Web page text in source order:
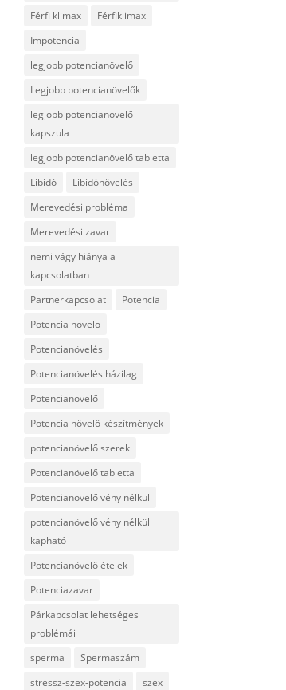
Férfi klimax
Férfiklimax
Impotencia
legjobb potencianövelő
Legjobb potencianövelők
legjobb potencianövelő
kapszula
legjobb potencianövelő tabletta
Libidó
Libidónövelés
Merevedési probléma
Merevedési zavar
nemi vágy hiánya a
kapcsolatban
Partnerkapcsolat
Potencia
Potencia novelo
Potencianövelés
Potencianövelés házilag
Potencianövelő
Potencia növelő készítmények
potencianövelő szerek
Potencianövelő tabletta
Potencianövelő vény nélkül
potencianövelő vény nélkül
kapható
Potencianövelő ételek
Potenciazavar
Párkapcsolat lehetséges
problémái
sperma
Spermaszám
stressz-szex-potencia
szex